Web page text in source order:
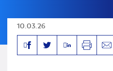
10.03.26
FacebookTwitterLinkedinImprimer